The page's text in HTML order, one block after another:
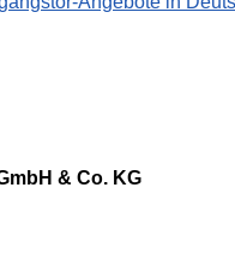
& Co. KG